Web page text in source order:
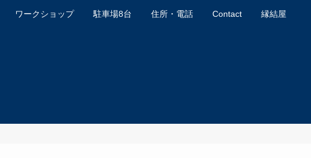
ワークショップ 駐車場8台 住所・電話 Contact 縁結屋